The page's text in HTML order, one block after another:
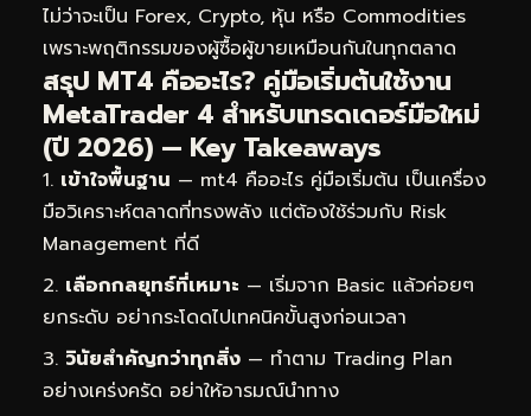
ไม่ว่าจะเป็น Forex, Crypto, หุ้น หรือ Commodities
เพราะพฤติกรรมของผู้ซื้อผู้ขายเหมือนกันในทุกตลาด
สรุป MT4 คืออะไร? คู่มือเริ่มต้นใช้งาน
MetaTrader 4 สำหรับเทรดเดอร์มือใหม่
(ปี 2026) — Key Takeaways
เข้าใจพื้นฐาน — mt4 คืออะไร คู่มือเริ่มต้น เป็นเครื่อง
มือวิเคราะห์ตลาดที่ทรงพลัง แต่ต้องใช้ร่วมกับ Risk
Management ที่ดี
เลือกกลยุทธ์ที่เหมาะ — เริ่มจาก Basic แล้วค่อยๆ
ยกระดับ อย่ากระโดดไปเทคนิคขั้นสูงก่อนเวลา
วินัยสำคัญกว่าทุกสิ่ง — ทำตาม Trading Plan
อย่างเคร่งครัด อย่าให้อารมณ์นำทาง